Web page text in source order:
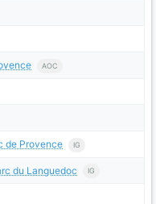
AOC
de Provence IG
du Languedoc IG